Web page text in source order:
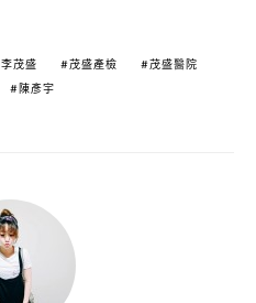
李茂盛 茂盛產檢
茂盛醫院
陳彥宇